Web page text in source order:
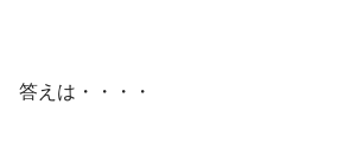
答えは・・・・